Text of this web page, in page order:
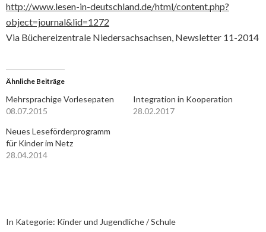
http://www.lesen-in-deutschland.de/html/content.php?
object=journal&lid=1272
Via Büchereizentrale Niedersachsachsen, Newsletter 11-2014
Ähnliche Beiträge
Mehrsprachige Vorlesepaten
08.07.2015
Integration in Kooperation
28.02.2017
Neues Leseförderprogramm
für Kinder im Netz
28.04.2014
In Kategorie: Kinder und Jugendliche / Schule